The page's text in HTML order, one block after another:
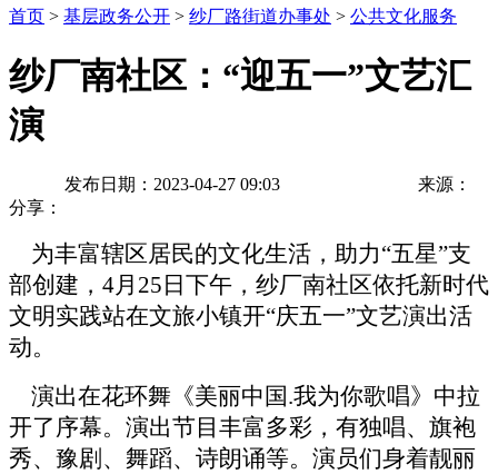
首页 > 基层政务公开 > 纱厂路街道办事处 > 公共文化服务
纱厂南社区：“迎五一”文艺汇
演
发布日期：2023-04-27 09:03
来源：
分享：
为丰富辖区居民的文化生活， 助力“五星”支
部创建，4月25日下午，纱厂南社区依托新时代
文明实践站在文旅小镇开“庆五一”文艺演出活
动。
演出在花环舞《美丽中国 .我为你歌唱》中拉
开了序幕。演出节目丰富多彩，有独唱、旗袍
秀、豫剧、舞蹈、诗朗诵等。演员们身着靓丽